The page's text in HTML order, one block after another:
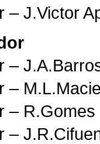
– J.Victor
–
–
–
–